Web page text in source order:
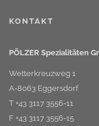
KONTAKT
PÖLZER Spezialitäten
Wetterkreuzweg 1
A-8063 Eggersdorf
T +43 3117 3556-11
F +43 3117 3556-15